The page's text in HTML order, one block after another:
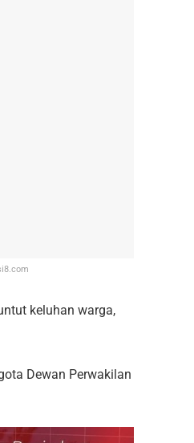
keluhan warga,
Dewan Perwakilan